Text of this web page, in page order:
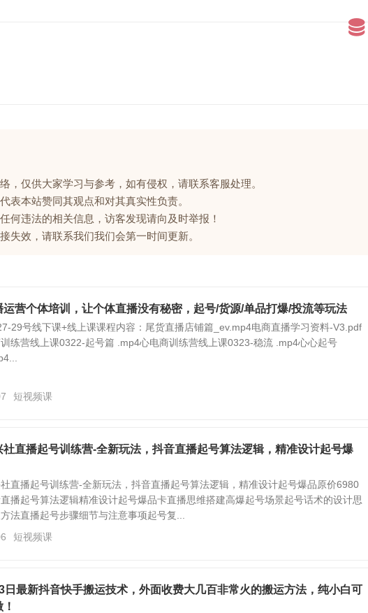
，仅供大家学习与参考，如有侵权，请联系客服处理。
表本站赞同其观点和对其真实性负责。
何违法的相关信息，访客发现请向及时举报！
失效，请联系我们我们会第一时间更新。
运营个体培训，让个体直播没有秘密，起号/货源/单品打爆/投流等玩法
29号线下课+线上课课程内容：尾货直播店铺篇_ev.mp4电商直播学习资料-V3.pdf
练营线上课0322-起号篇 .mp4心电商训练营线上课0323-稳流 .mp4心心起号
短视频课
社直播起号训练营-全新玩法，抖音直播起号算法逻辑，精准设计起号爆
直播起号训练营-全新玩法，抖音直播起号算法逻辑，精准设计起号爆品原价6980
播起号算法逻辑精准设计起号爆品卡直播思维搭建高爆起号场景起号话术的设计思
法直播起号步骤细节与注意事项起号复...
短视频课
日最新抖音快手搬运技术，外面收费大几百非常火的搬运方法，纯小白可